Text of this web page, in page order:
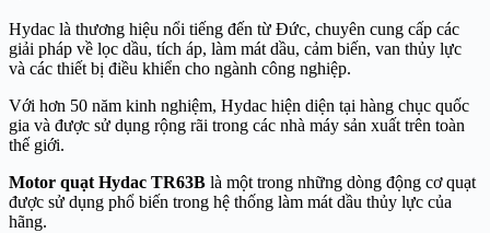
Hydac là thương hiệu nổi tiếng đến từ Đức, chuyên cung cấp các
giải pháp về lọc dầu, tích áp, làm mát dầu, cảm biến, van thủy lực
và các thiết bị điều khiển cho ngành công nghiệp.
Với hơn 50 năm kinh nghiệm, Hydac hiện diện tại hàng chục quốc
gia và được sử dụng rộng rãi trong các nhà máy sản xuất trên toàn
thế giới.
Motor quạt Hydac TR63B là một trong những dòng động cơ quạt
được sử dụng phổ biến trong hệ thống làm mát dầu thủy lực của
hãng.